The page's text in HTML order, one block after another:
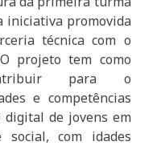
iniciativa promovida
técnica com o
projeto tem como
para o
e competências
digital de jovens em
social, com idades